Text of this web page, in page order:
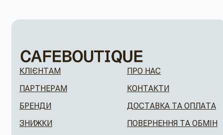
КЛІЄНТАМ
ПАРТНЕРАМ
БРЕНДИ
ЗНИЖКИ
ПРО НАС
КОНТАКТИ
ДОСТАВКА ТА ОПЛАТА
ПОВЕРНЕННЯ ТА ОБМІН